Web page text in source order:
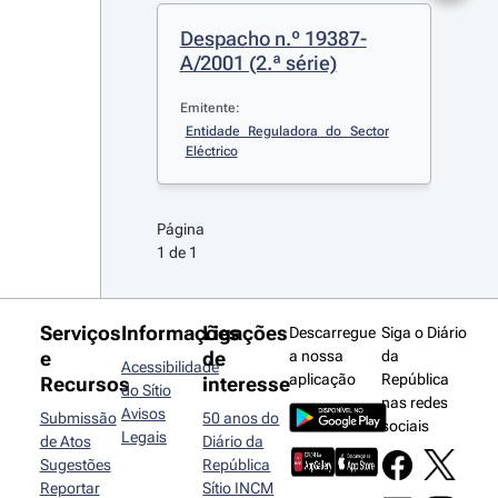
Despacho n.º 19387-
A/2001 (2.ª série)
Emitente:
Entidade Reguladora do Sector
Eléctrico
Página
1 de 1
Serviços
e
Recursos
Submissão
de Atos
Sugestões
Reportar
Informações
Acessibilidade
do Sítio
Avisos
Legais
Ligações
de
interesse
50 anos do
Diário da
República
Sítio INCM
Descarregue
a nossa
aplicação
Siga o Diário
da
República
nas redes
sociais